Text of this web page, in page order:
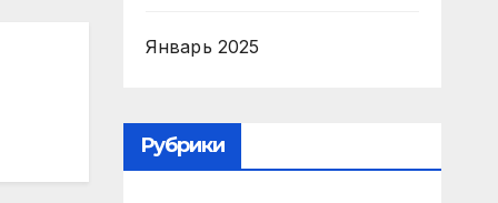
Январь 2025
Рубрики